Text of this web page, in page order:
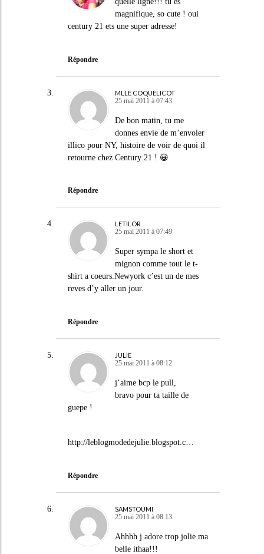
magnifique, so cute ! oui
century 21 ets une super adresse!
Répondre
MLLE COQUELICOT
25 mai 2011 à 07:43
De bon matin, tu me
donnes envie de m’envoler
illico pour NY, histoire de voir de quoi il
retourne chez Century 21 ! 😀
Répondre
LETILOR
25 mai 2011 à 07:49
Super sympa le short et
mignon comme tout le t-
shirt a coeurs.Newyork c’est un de mes
reves d’y aller un jour.
Répondre
JULIE
25 mai 2011 à 08:12
j’aime bcp le pull,
bravo pour ta taille de
guepe !
http://leblogmodedejulie.blogspot.c…
Répondre
SAMSTOUMI
25 mai 2011 à 08:13
Ahhhh j adore trop jolie ma
belle ithaa!!!